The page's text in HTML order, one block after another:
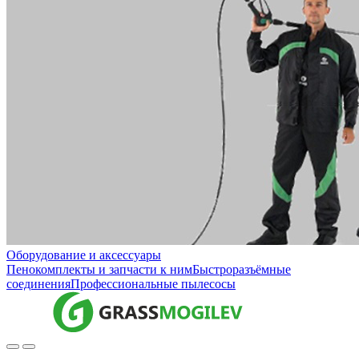
Оборудование и аксессуары
Пенокомплекты и запчасти к нимБыстроразъёмные
соединенияПрофессиональные пылесосы